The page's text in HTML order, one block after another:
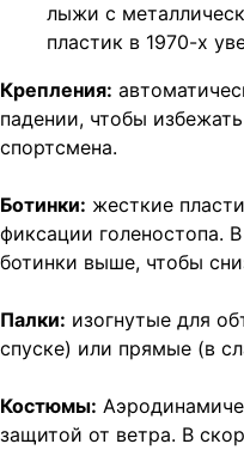
лыжи с
пластик в 1970-х
Крепления:
падении, чтобы
спортсмена.
Ботинки: жесткие
фиксации голеностопа.
ботинки выше, чтобы
Палки: изогнутые для
спуске) или прямые (в
Костюмы:
защитой от ветра. В